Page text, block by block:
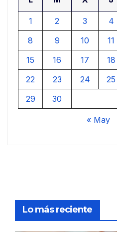
1 2 3 4
8
9 10 11
15
16 17 18
22
23 24 25
29
30
« May
Lo más reciente